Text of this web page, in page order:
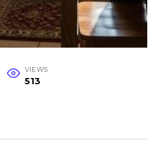
VIEWS
513